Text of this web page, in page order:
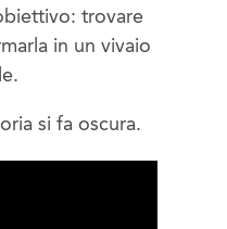
trovare
in un vivaio
si fa oscura.